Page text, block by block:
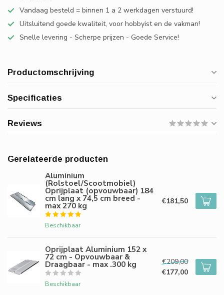
Vandaag besteld = binnen 1 a 2 werkdagen verstuurd!
Uitsluitend goede kwaliteit, voor hobbyist en de vakman!
Snelle levering - Scherpe prijzen - Goede Service!
Productomschrijving
Specificaties
Reviews
Gerelateerde producten
Aluminium
(Rolstoel/Scootmobiel)
Oprijplaat (opvouwbaar) 184
cm lang x 74,5 cm breed -
max 270 kg
Beschikbaar
€181,50
Oprijplaat Aluminium 152 x
72 cm - Opvouwbaar &
Draagbaar - max .300 kg
Beschikbaar
€209,00
€177,00